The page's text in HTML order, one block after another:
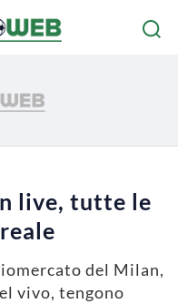
live, tutte le
del Milan,
vivo, tengono